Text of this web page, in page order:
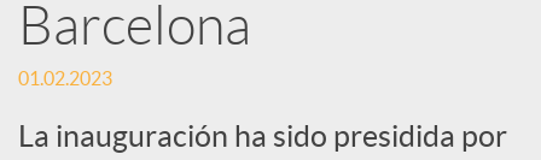
s
S
Barcelona
01.02.2023
La inauguración ha sido presidida por